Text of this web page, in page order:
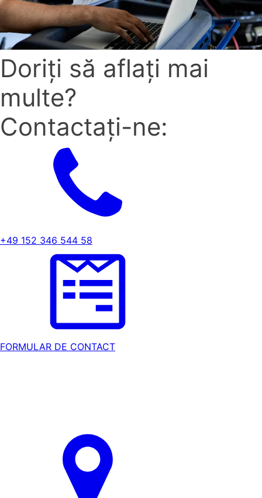
Doriți să aflați mai
multe?
Contactați-ne:
+49 152 346 544 58
FORMULAR DE CONTACT